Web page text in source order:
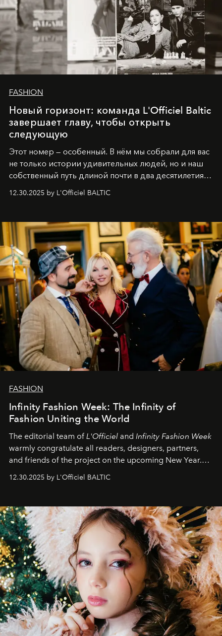
FASHION
Новый горизонт: команда L'Officiel Baltic
завершает главу, чтобы открыть
следующую
Этот номер — особенный. В нём мы собрали для вас
не только истории удивительных людей, но и наш
собственный путь длиной почти в два десятилетия.
Вместо привычного подведения итогов мы от всей
души говорим спасибо каждому, кто был с нами все
самыми искренними пожеланиями и теплом, ваша
командаL’Officiel Baltic .
12.30.2025 by L'Officiel BALTIC
FASHION
Infinity Fashion Week: The Infinity of
Fashion Uniting the World
The editorial team ofL'Officiel and Infinity Fashion Week
warmly congratulate all readers, designers, partners,
and friends of the project on the upcoming New Year.
May 2026 bring growth, inspiration, bold ideas, and new
achievements.
12.30.2025 by L'Officiel BALTIC